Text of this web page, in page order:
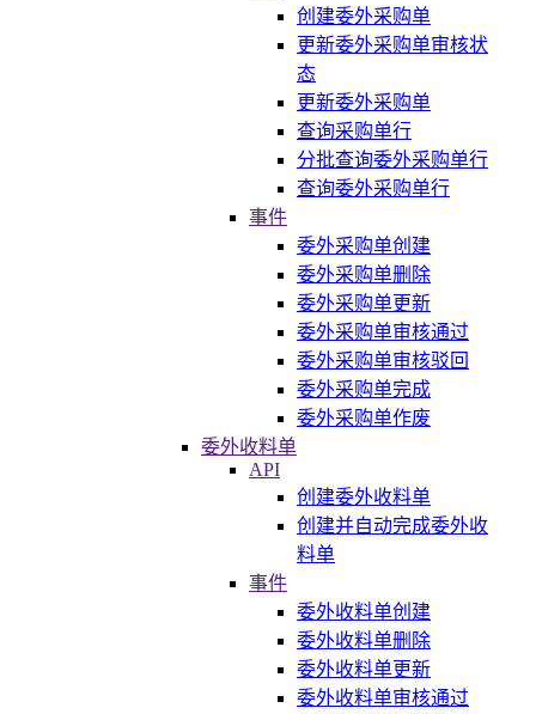
创建委外采购单
更新委外采购单审核状
态
更新委外采购单
查询采购单行
分批查询委外采购单行
查询委外采购单行
事件
委外采购单创建
委外采购单删除
委外采购单更新
委外采购单审核通过
委外采购单审核驳回
委外采购单完成
委外采购单作废
委外收料单
API
创建委外收料单
创建并自动完成委外收
料单
事件
委外收料单创建
委外收料单删除
委外收料单更新
委外收料单审核通过